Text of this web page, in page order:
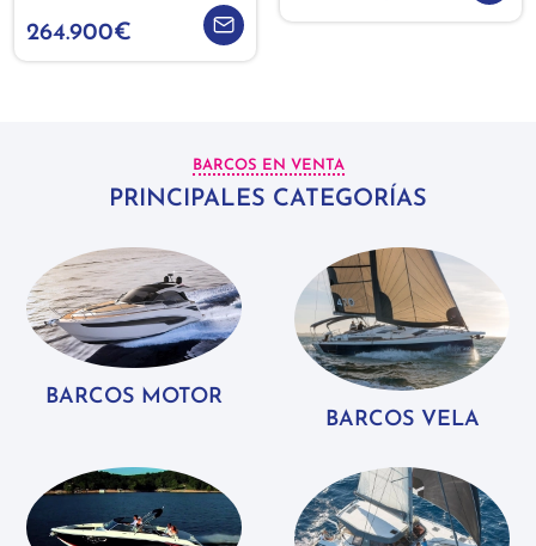
264.900€
BARCOS EN VENTA
PRINCIPALES CATEGORÍAS
BARCOS MOTOR
BARCOS VELA